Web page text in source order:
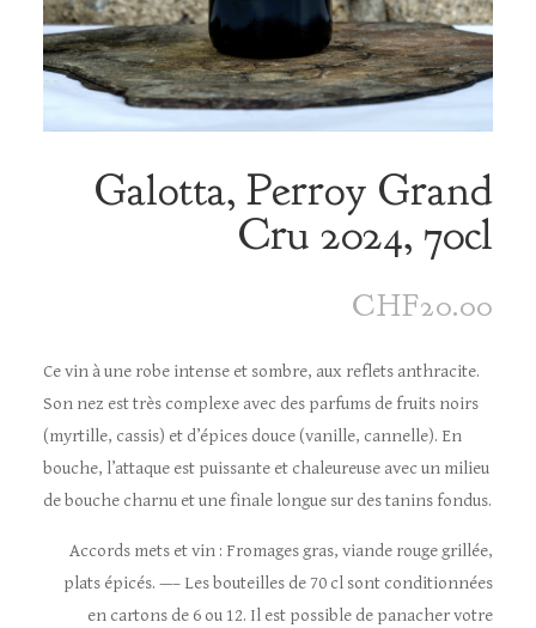
Galotta, Perroy Grand
Cru 2024, 70cl
CHF20.00
Ce vin à une robe intense et sombre, aux reflets anthracite.
Son nez est très complexe avec des parfums de fruits noirs
(myrtille, cassis) et d’épices douce (vanille, cannelle). En
bouche, l’attaque est puissante et chaleureuse avec un milieu
de bouche charnu et une finale longue sur des tanins fondus.
Accords mets et vin : Fromages gras, viande rouge grillée,
plats épicés. —– Les bouteilles de 70 cl sont conditionnées
en cartons de 6 ou 12. Il est possible de panacher votre